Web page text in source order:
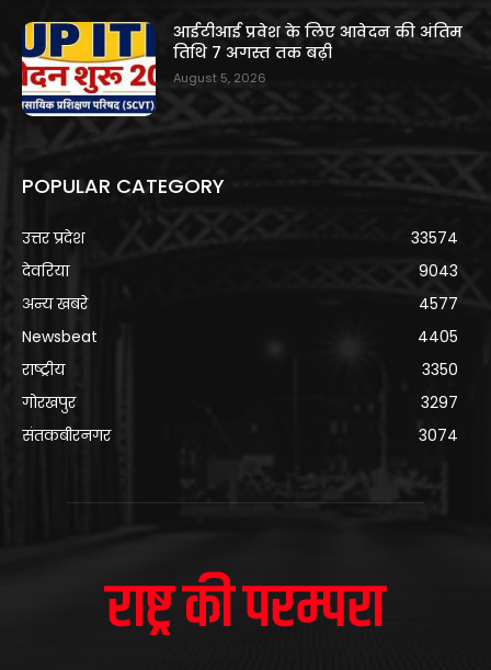
आईटीआई प्रवेश के लिए आवेदन की अंतिम
तिथि 7 अगस्त तक बढ़ी
August 5, 2026
POPULAR CATEGORY
उत्तर प्रदेश
33574
देवरिया
9043
अन्य खबरे
4577
Newsbeat
4405
राष्ट्रीय
3350
गोरखपुर
3297
संतकबीरनगर
3074